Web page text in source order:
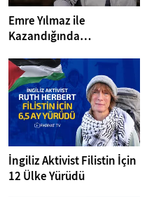
Emre Yılmaz ile
Kazandığında
Kitap Dedektifi 11. Bölüm
İngiliz Aktivist Filistin İçin
12 Ülke Yürüdü